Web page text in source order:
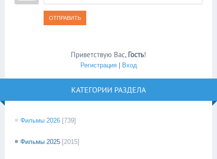
ОТПРАВИТЬ
Приветствую Вас, Гость!
Регистрация| Вход
КАТЕГОРИИ РАЗДЕЛА
Фильмы 2026 [739]
Фильмы 2025 [2015]